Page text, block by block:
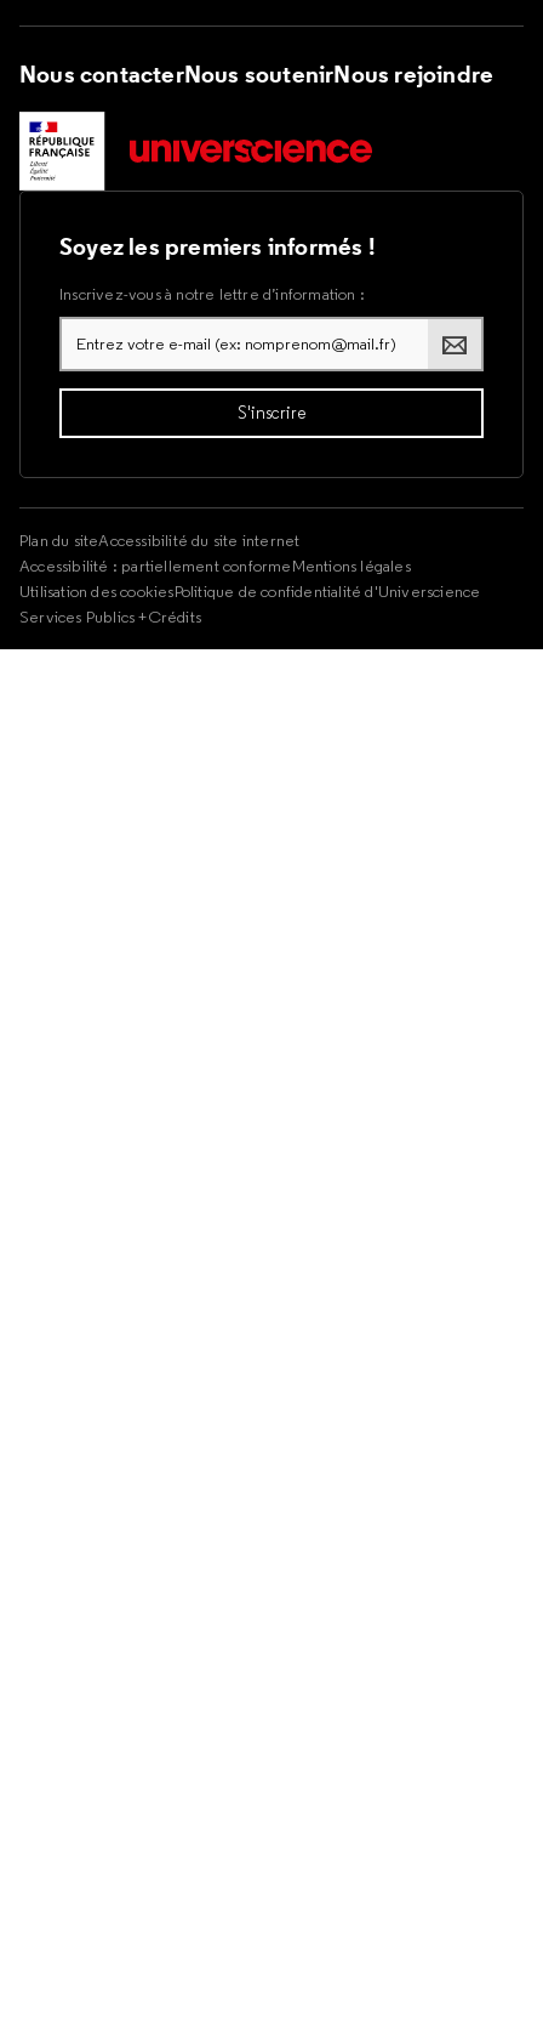
Nous contacterNous soutenirNous rejoindre
Soyez les premiers informés !
Inscrivez-vous à notre lettre d’information :
Plan du siteAccessibilité du site internet
Accessibilité : partiellement conformeMentions légales
Utilisation des cookiesPolitique de confidentialité d'Universcience
Services Publics +Crédits